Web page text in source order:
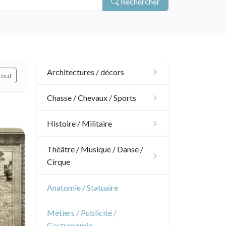
Architectures / décors
Architecture
Architecture d'intérieur
Chasse / Chevaux / Sports
Chasse
Sports
Histoire / Militaire
Militaire
Napoléon et Empire
Théâtre / Musique / Danse /
Cirque
Théâtre
Anatomie / Statuaire
Métiers / Publicité /